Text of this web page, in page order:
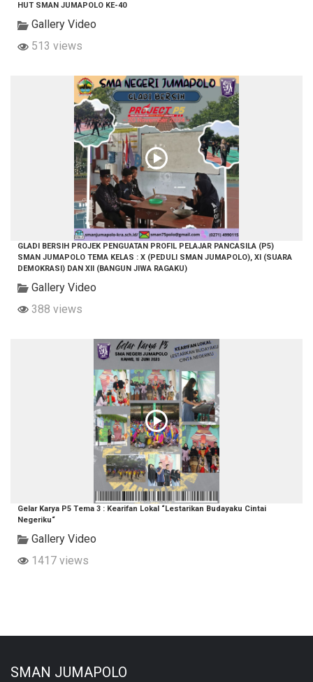
HUT SMAN JUMAPOLO KE-40
Gallery Video
513 views
GLADI BERSIH PROJEK PENGUATAN PROFIL PELAJAR PANCASILA (P5)
SMAN JUMAPOLO TEMA KELAS : X (PEDULI SMAN JUMAPOLO), XI (SUARA
DEMOKRASI) DAN XII (BANGUN JIWA RAGAKU)
Gallery Video
388 views
Gelar Karya P5 Tema 3 : Kearifan Lokal “Lestarikan Budayaku Cintai
Negeriku“
Gallery Video
1417 views
SMAN JUMAPOLO